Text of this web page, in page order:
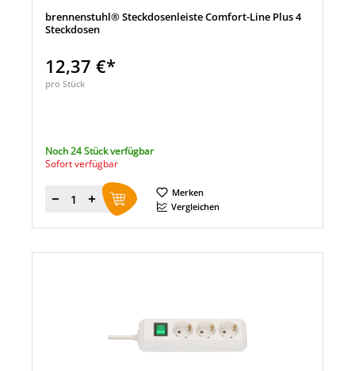
brennenstuhl® Steckdosenleiste Comfort-Line Plus 4
Steckdosen
12,37 €*
pro Stück
Noch 24 Stück verfügbar
Sofort verfügbar
Menge
Merken
Vergleichen